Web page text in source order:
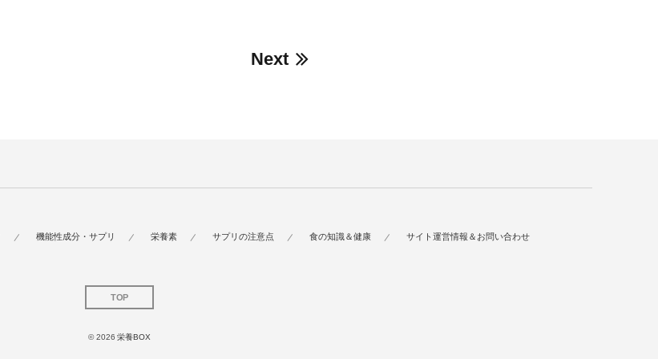
Next
機能性成分・サプリ 栄養素 サプリの注意点 食の知識＆健康 サイト運営情報＆お問い合わせ
TOP
© 2026栄養BOX